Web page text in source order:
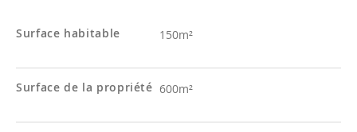
Surface habitable 150m²
Surface de la propriété 600m²